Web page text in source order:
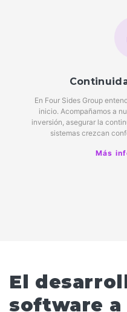
En Four Sides Group
inicio. Acompañamos a
inversión, asegurar la
sistemas crezcan
Más
El
software a